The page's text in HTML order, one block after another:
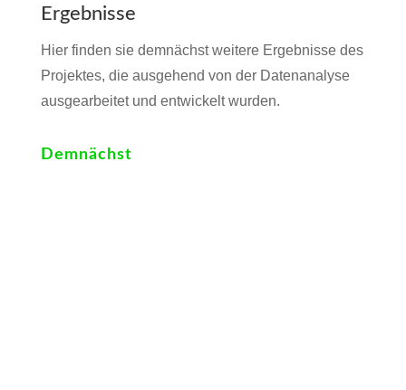
Ergebnisse
Hier finden sie demnächst weitere Ergebnisse des
Projektes, die ausgehend von der Datenanalyse
ausgearbeitet und entwickelt wurden.
Demnächst